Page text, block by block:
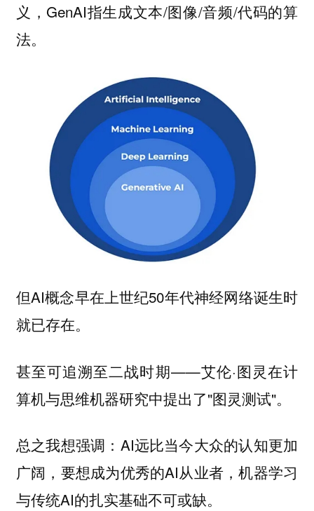
义，GenAI指生成文本/图像/音频/代码的算
法。
但AI概念早在上世纪50年代神经网络诞生时
就已存在。
甚至可追溯至二战时期——艾伦·图灵在计
算机与思维机器研究中提出了"图灵测试"。
总之我想强调：AI远比当今大众的认知更加
广阔，要想成为优秀的AI从业者，机器学习
与传统AI的扎实基础不可或缺。